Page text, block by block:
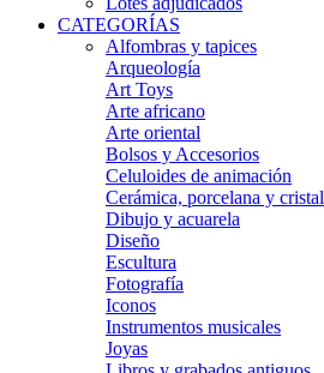
CATEGORÍAS
Alfombras y tapices
Arqueología
Art Toys
Arte africano
Arte oriental
Bolsos y Accesorios
Celuloides de animación
Cerámica, porcelana y cristal
Dibujo y acuarela
Diseño
Escultura
Fotografía
Iconos
Instrumentos musicales
Joyas